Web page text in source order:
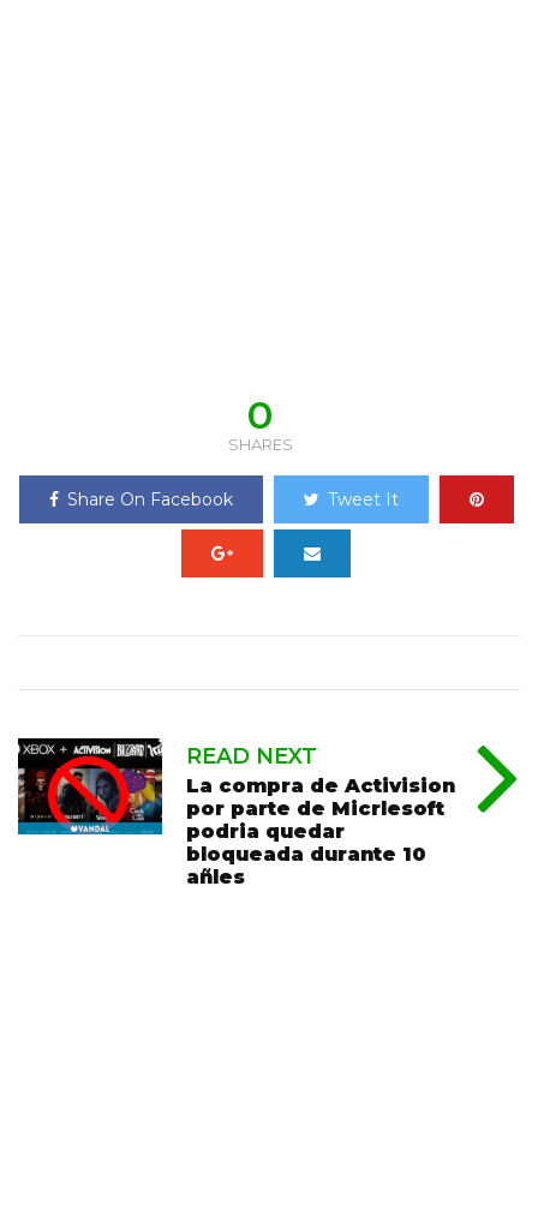
0
SHARES
Share On Facebook Tweet It
READ NEXT
La compra de Activision
por parte de Micrlesoft
podria quedar
bloqueada durante 10
añles